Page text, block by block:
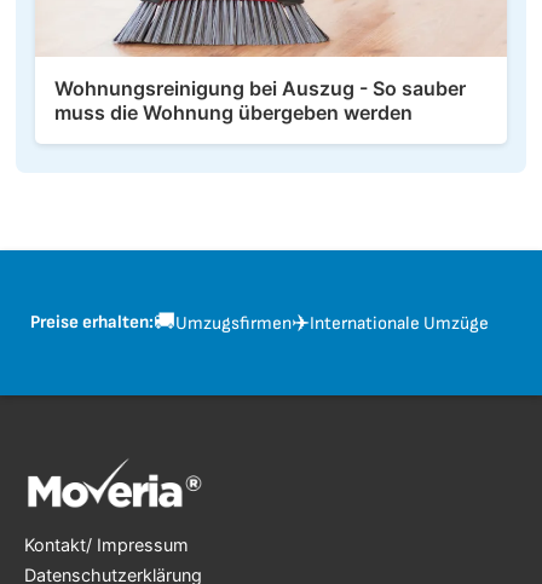
Wohnungsreinigung bei Auszug - So sauber
muss die Wohnung übergeben werden
Preise erhalten:🚚Umzugsfirmen✈️Internationale Umzüge
Kontakt/ Impressum
Datenschutzerklärung